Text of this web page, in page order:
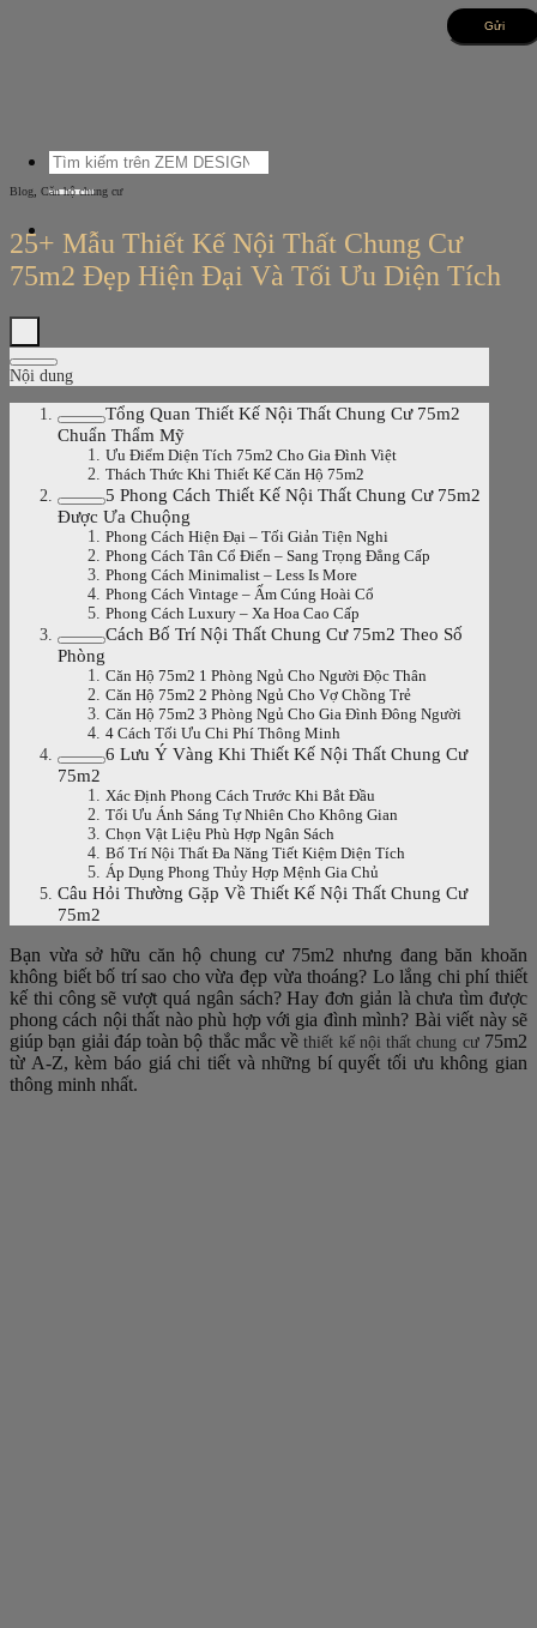
Tìm
kiếm:
Blog Căn hộ chung cư
25+ Mẫu Thiết Kế Nội Thất Chung Cư
75m2 Đẹp Hiện Đại Và Tối Ưu Diện Tích
Nội dung
Tổng Quan Thiết Kế Nội Thất Chung Cư 75m2
Chuẩn Thẩm Mỹ
Ưu Điểm Diện Tích 75m2 Cho Gia Đình Việt
Thách Thức Khi Thiết Kế Căn Hộ 75m2
5 Phong Cách Thiết Kế Nội Thất Chung Cư 75m2
Được Ưa Chuộng
Phong Cách Hiện Đại – Tối Giản Tiện Nghi
Phong Cách Tân Cổ Điển – Sang Trọng Đẳng Cấp
Phong Cách Minimalist – Less Is More
Phong Cách Vintage – Ấm Cúng Hoài Cổ
Phong Cách Luxury – Xa Hoa Cao Cấp
Cách Bố Trí Nội Thất Chung Cư 75m2 Theo Số
Phòng
Căn Hộ 75m2 1 Phòng Ngủ Cho Người Độc Thân
Căn Hộ 75m2 2 Phòng Ngủ Cho Vợ Chồng Trẻ
Căn Hộ 75m2 3 Phòng Ngủ Cho Gia Đình Đông Người
4 Cách Tối Ưu Chi Phí Thông Minh
6 Lưu Ý Vàng Khi Thiết Kế Nội Thất Chung Cư
75m2
Xác Định Phong Cách Trước Khi Bắt Đầu
Tối Ưu Ánh Sáng Tự Nhiên Cho Không Gian
Chọn Vật Liệu Phù Hợp Ngân Sách
Bố Trí Nội Thất Đa Năng Tiết Kiệm Diện Tích
Áp Dụng Phong Thủy Hợp Mệnh Gia Chủ
Câu Hỏi Thường Gặp Về Thiết Kế Nội Thất Chung Cư
75m2
Bạn vừa sở hữu căn hộ chung cư 75m2 nhưng đang băn khoăn
không biết bố trí sao cho vừa đẹp vừa thoáng? Lo lắng chi phí thiết
kế thi công sẽ vượt quá ngân sách? Hay đơn giản là chưa tìm được
phong cách nội thất nào phù hợp với gia đình mình? Bài viết này sẽ
giúp bạn giải đáp toàn bộ thắc mắc vềthiết kế nội thất chung cư75m2
từ A-Z, kèm báo giá chi tiết và những bí quyết tối ưu không gian
thông minh nhất.